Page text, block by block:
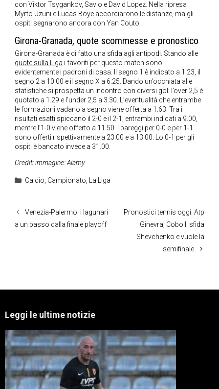
con Viktor Tsygankov, Savio e David Lopez. Nella ripresa
Myrto Uzuni e Lucas Boye accorciarono le distanze, ma gli
ospiti segnarono ancora con Yan Couto.
Girona-Granada, quote scommesse e pronostico
Girona-Granada è di fatto una sfida agli antipodi. Stando alle
quote sulla Liga i favoriti per questo match sono
evidentemente i padroni di casa. Il segno 1 è indicato a 1.23, il
segno 2 a 10.00 e il segno X a 6.25. Dando un’occhiata alle
statistiche si prospetta un incontro con diversi gol: l’over 2,5 è
quotato a 1.29 e l’under 2,5 a 3.30. L’eventualità che entrambe
le formazioni vadano a segno viene offerta a 1.63. Tra i
risultati esatti spiccano il 2-0 e il 2-1, entrambi indicati a 9.00,
mentre l’1-0 viene offerto a 11.50. I pareggi per 0-0 e per 1-1
sono offerti rispettivamente a 23.00 e a 13.00. Lo 0-1 per gli
ospiti è bancato invece a 31.00.
Crediti immagine: Alamy
Categorie
Calcio, Campionato, La Liga
Venezia-Palermo: i lagunari
a un passo dalla finale playoff
Pronostici tennis oggi: Atp
Ginevra, Cobolli sfida
Shevchenko e vuole la
semifinale
Leggi le ultime notizie